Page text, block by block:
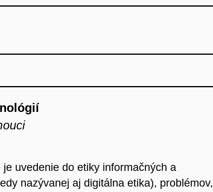
uvedenie do etiky informačných a
nazývanej aj digitálna etika), problémov,